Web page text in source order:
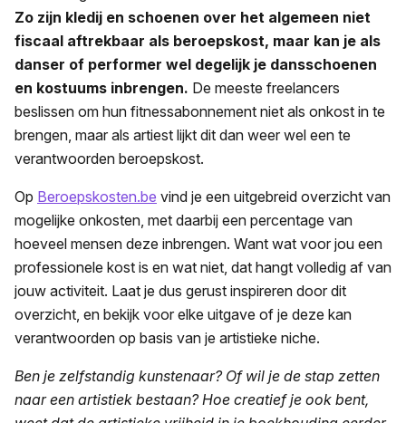
Zo zijn kledij en schoenen over het algemeen niet
fiscaal aftrekbaar als beroepskost, maar kan je als
danser of performer wel degelijk je dansschoenen
en kostuums inbrengen. De meeste freelancers
beslissen om hun fitnessabonnement niet als onkost in te
brengen, maar als artiest lijkt dit dan weer wel een te
verantwoorden beroepskost.
Op Beroepskosten.be vind je een uitgebreid overzicht van
mogelijke onkosten, met daarbij een percentage van
hoeveel mensen deze inbrengen. Want wat voor jou een
professionele kost is en wat niet, dat hangt volledig af van
jouw activiteit. Laat je dus gerust inspireren door dit
overzicht, en bekijk voor elke uitgave of je deze kan
verantwoorden op basis van je artistieke niche.
Ben je zelfstandig kunstenaar? Of wil je de stap zetten
naar een artistiek bestaan? Hoe creatief je ook bent,